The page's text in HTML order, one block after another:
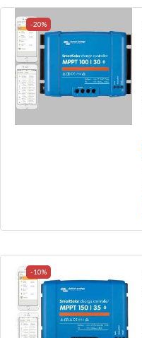
-20%
-10%